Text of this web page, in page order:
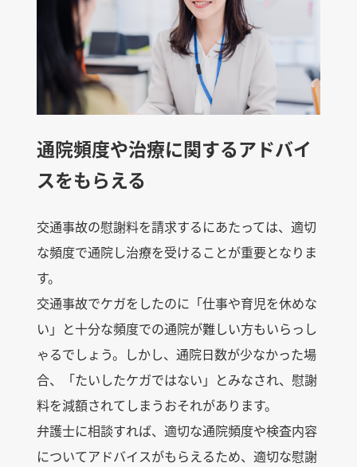
通院頻度や治療に関するアドバイ
スをもらえる
交通事故の慰謝料を請求するにあたっては、適切
な頻度で通院し治療を受けることが重要となりま
す。
交通事故でケガをしたのに「仕事や育児を休めな
い」と十分な頻度での通院が難しい方もいらっし
ゃるでしょう。しかし、通院日数が少なかった場
合、「たいしたケガではない」とみなされ、慰謝
料を減額されてしまうおそれがあります。
弁護士に相談すれば、適切な通院頻度や検査内容
についてアドバイスがもらえるため、適切な慰謝